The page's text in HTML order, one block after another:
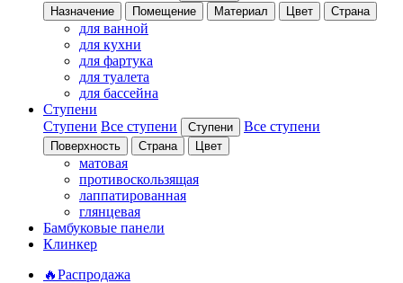
Назначение Помещение Материал Цвет Страна
для ванной
для кухни
для фартука
для туалета
для бассейна
Ступени
Ступени Все ступени Ступени Все ступени
Поверхность Страна Цвет
матовая
противоскользящая
лаппатированная
глянцевая
Бамбуковые панели
Клинкер
🔥Распродажа